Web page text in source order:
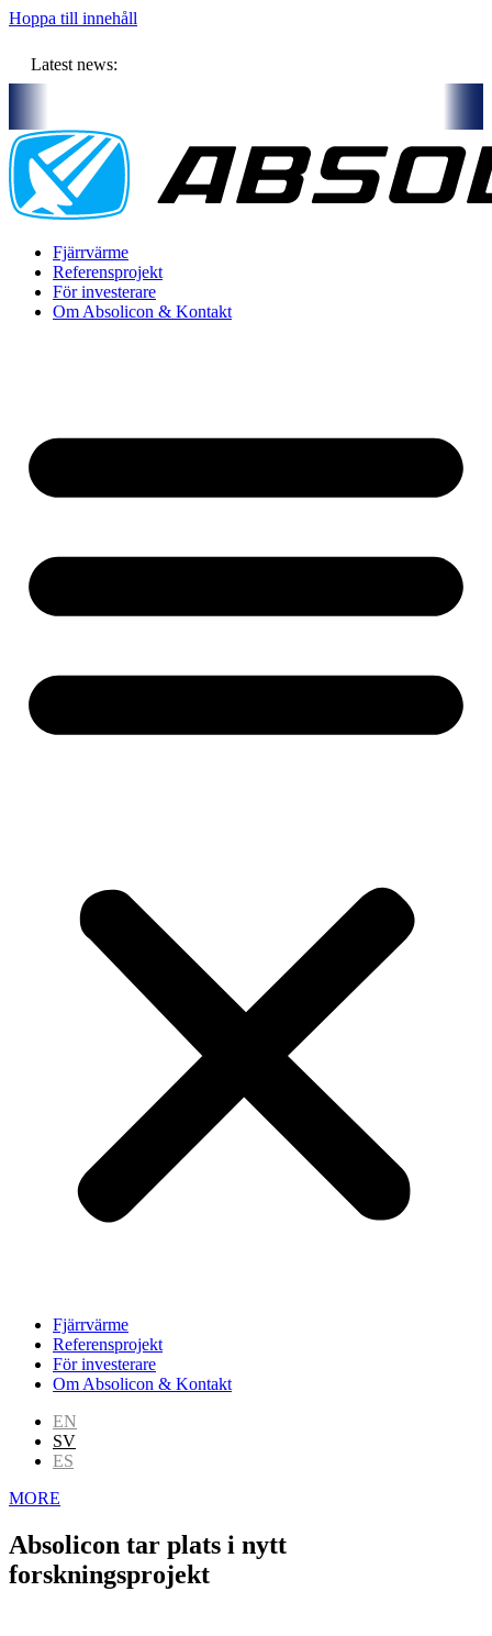
Hoppa till innehåll
Latest news:
Fjärrvärme
Referensprojekt
För investerare
Om Absolicon & Kontakt
Fjärrvärme
Referensprojekt
För investerare
Om Absolicon & Kontakt
EN
SV
ES
MORE
Absolicon tar plats i nytt
forskningsprojekt